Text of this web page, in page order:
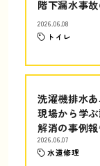
階下漏水事
2026.06.08
トイレ
洗濯機排水
現場から学
解消の事例
2026.06.07
水道修理